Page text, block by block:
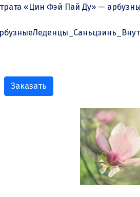
«Цин Фэй Пай Ду» —
Заказать